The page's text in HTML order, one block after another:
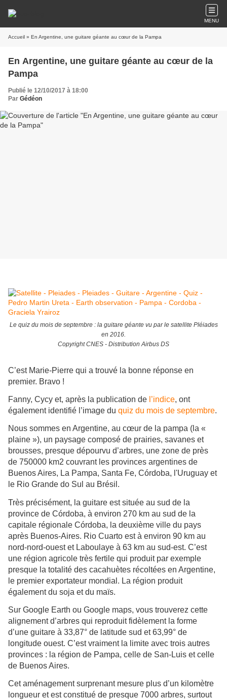
MENU
Accueil » En Argentine, une guitare géante au cœur de la Pampa
En Argentine, une guitare géante au cœur de la
Pampa
Publié le 12/10/2017 à 18:00
Par Gédéon
Le quiz du mois de septembre : la guitare géante vu par le satellite Pléiades
en 2016.
Copyright CNES - Distribution Airbus DS
C’est Marie-Pierre qui a trouvé la bonne réponse en
premier. Bravo !
Fanny, Cycy et, après la publication de l’indice, ont
également identifié l’image du quiz du mois de septembre.
Nous sommes en Argentine, au cœur de la pampa (la «
plaine »), un paysage composé de prairies, savanes et
brousses, presque dépourvu d’arbres, une zone de près
de 750000 km2 couvrant les provinces argentines de
Buenos Aires, La Pampa, Santa Fe, Córdoba, l'Uruguay et
le Rio Grande do Sul au Brésil.
Très précisément, la guitare est située au sud de la
province de Córdoba, à environ 270 km au sud de la
capitale régionale Córdoba, la deuxième ville du pays
après Buenos-Aires. Rio Cuarto est à environ 90 km au
nord-nord-ouest et Laboulaye à 63 km au sud-est. C’est
une région agricole très fertile qui produit par exemple
presque la totalité des cacahuètes récoltées en Argentine,
le premier exportateur mondial. La région produit
également du soja et du maïs.
Sur Google Earth ou Google maps, vous trouverez cette
alignement d’arbres qui reproduit fidèlement la forme
d’une guitare à 33,87° de latitude sud et 63,99° de
longitude ouest. C’est vraiment la limite avec trois autres
provinces : la région de Pampa, celle de San-Luis et celle
de Buenos Aires.
Cet aménagement surprenant mesure plus d’un kilomètre
longueur et est constitué de presque 7000 arbres, surtout